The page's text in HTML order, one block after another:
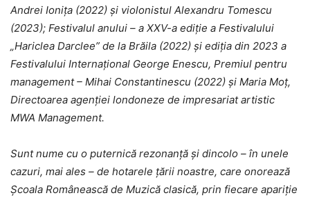
Andrei Ionița (2022) și violonistul Alexandru Tomescu
(2023); Festivalul anului – a XXV-a ediție a Festivalului
„Hariclea Darclee” de la Brăila (2022) și ediția din 2023 a
Festivalului Internațional George Enescu, Premiul pentru
management – Mihai Constantinescu (2022) și Maria Moț,
Directoarea agenției londoneze de impresariat artistic
MWA Management.
Sunt nume cu o puternică rezonanță și dincolo – în unele
cazuri, mai ales – de hotarele țării noastre, care onorează
Școala Românească de Muzică clasică, prin fiecare apariție